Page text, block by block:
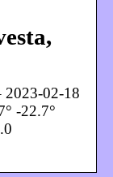
2023-02-18
-22.7°